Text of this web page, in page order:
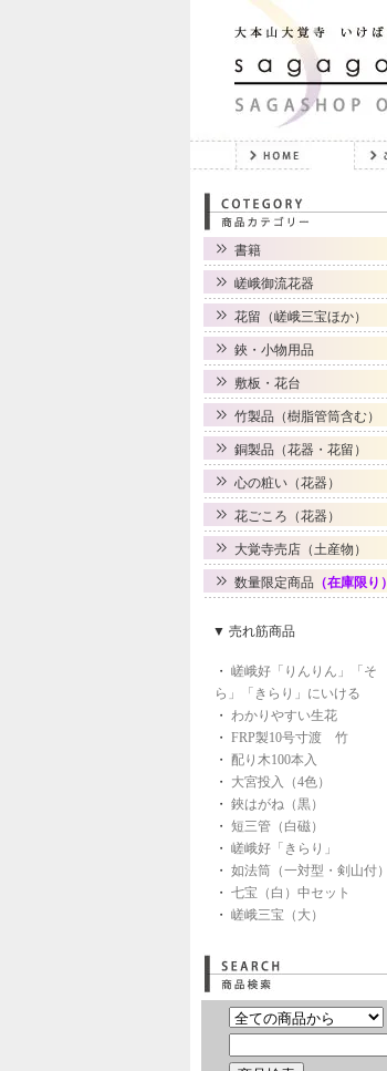
書籍
嵯峨御流花器
花留（嵯峨三宝ほか）
鋏・小物用品
敷板・花台
竹製品（樹脂管筒含む）
銅製品（花器・花留）
心の粧い（花器）
花ごころ（花器）
大覚寺売店（土産物）
数量限定商品 （在庫限り）
▼ 売れ筋商品
・ 嵯峨好「りんりん」「そ
ら」「きらり」にいける
・ わかりやすい生花
・ FRP製10号寸渡 竹
・ 配り木100本入
・ 大宮投入（4色）
・ 鋏はがね（黒）
・ 短三管（白磁）
・ 嵯峨好「きらり」
・ 如法筒（一対型・剣山付）
・ 七宝（白）中セット
・ 嵯峨三宝（大）